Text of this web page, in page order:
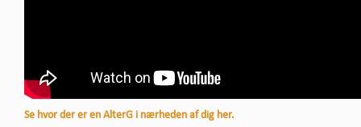
Se hvor der er en AlterG i nærheden af dig her.